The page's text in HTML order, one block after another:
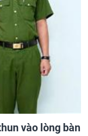
vào lòng bàn